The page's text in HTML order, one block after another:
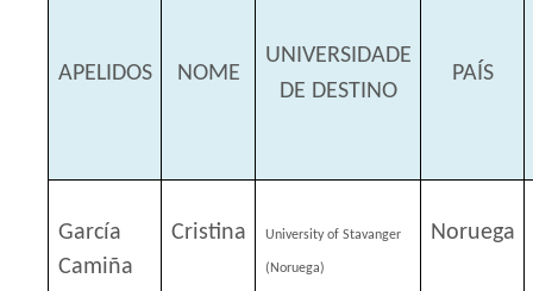
APELIDOS NOME
UNIVERSIDADE
DE DESTINO
PAÍS
García
Camiña
Cristina University of Stavanger
(Noruega)
Noruega